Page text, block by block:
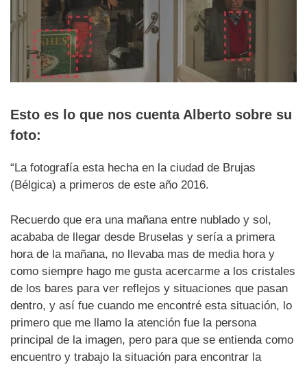
Esto es lo que nos cuenta Alberto sobre su
foto:
“La fotografía esta hecha en la ciudad de Brujas
(Bélgica) a primeros de este año 2016.
Recuerdo que era una mañana entre nublado y sol,
acababa de llegar desde Bruselas y sería a primera
hora de la mañana, no llevaba mas de media hora y
como siempre hago me gusta acercarme a los cristales
de los bares para ver reflejos y situaciones que pasan
dentro, y así fue cuando me encontré esta situación, lo
primero que me llamo la atención fue la persona
principal de la imagen, pero para que se entienda como
encuentro y trabajo la situación para encontrar la